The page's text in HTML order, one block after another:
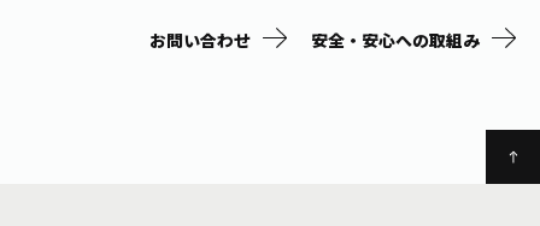
お問い合わせ 安全・安心への取組み